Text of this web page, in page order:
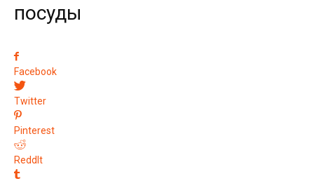
посуды
Facebook
Twitter
Pinterest
ReddIt